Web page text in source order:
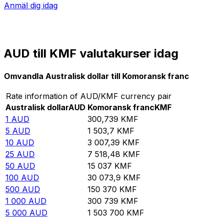
Anmäl dig idag
AUD till KMF valutakurser idag
Omvandla Australisk dollar till Komoransk franc
Rate information of AUD/KMF currency pair
Australisk dollarAUD Komoransk francKMF
1 AUD 300,739 KMF
5 AUD 1 503,7 KMF
10 AUD 3 007,39 KMF
25 AUD 7 518,48 KMF
50 AUD 15 037 KMF
100 AUD 30 073,9 KMF
500 AUD 150 370 KMF
1 000 AUD 300 739 KMF
5 000 AUD 1 503 700 KMF